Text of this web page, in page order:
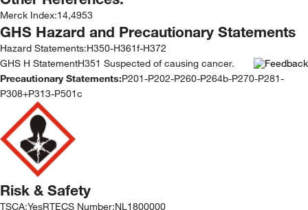
Merck Index:14,4953
GHS Hazard and Precautionary Statements
Hazard Statements:H350-H361f-H372
GHS H StatementH351 Suspected of causing cancer.
Precautionary Statements:P201-P202-P260-P264b-P270-P281-
P308+P313-P501c
Risk & Safety
TSCA:YesRTECS Number:NL1800000